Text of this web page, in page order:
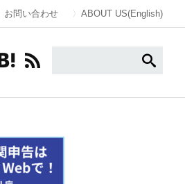
お問い合わせ ABOUT US(English)